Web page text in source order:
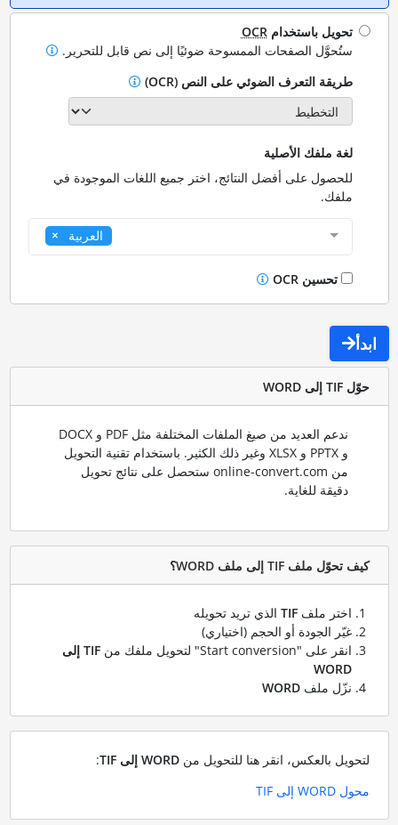
تحويل باستخدام OCR
ستُحوَّل الصفحات الممسوحة ضوئيًا إلى نص قابل للتحرير.
طريقة التعرف الضوئي على النص (OCR)
لغة ملفك الأصلية
للحصول على أفضل النتائج، اختر جميع اللغات الموجودة في
ملفك.
العربية
تحسين OCR
ابدأ
حوّل TIF إلى WORD
ندعم العديد من صيغ الملفات المختلفة مثل PDF و DOCX
و PPTX و XLSX وغير ذلك الكثير. باستخدام تقنية التحويل
من online-convert.com ستحصل على نتائج تحويل
دقيقة للغاية.
كيف تحوّل ملف TIF إلى ملف WORD؟
اختر ملف TIFالذي تريد تحويله
غيّر الجودة أو الحجم (اختياري)
انقر على "Start conversion" لتحويل ملفك من
TIF إلى
WORD
نزّل ملف WORD
لتحويل بالعكس، انقر هنا للتحويل من WORD إلى TIF
:
محول WORD إلى TIF